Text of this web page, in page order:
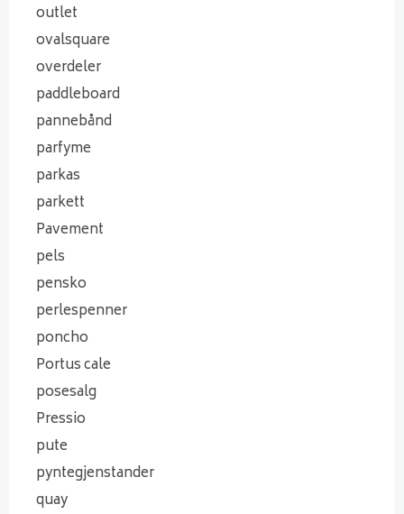
outlet
ovalsquare
overdeler
paddleboard
pannebånd
parfyme
parkas
parkett
Pavement
pels
pensko
perlespenner
poncho
Portus cale
posesalg
Pressio
pute
pyntegjenstander
quay